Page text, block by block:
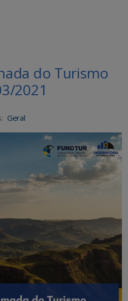
do Turismo
2021
Geral